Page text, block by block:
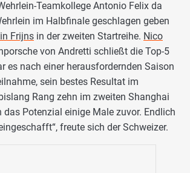
Teamkollege Antonio Felix da
im Halbfinale geschlagen geben
Frijns in der zweiten Startreihe. Nico
von Andretti schließt die Top-5
es nach einer herausfordernden Saison
sein bestes Resultat im
Rang zehn im zweiten Shanghai
das Potenzial einige Male zuvor. Endlich
freute sich der Schweizer.